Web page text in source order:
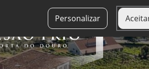
Personalizar